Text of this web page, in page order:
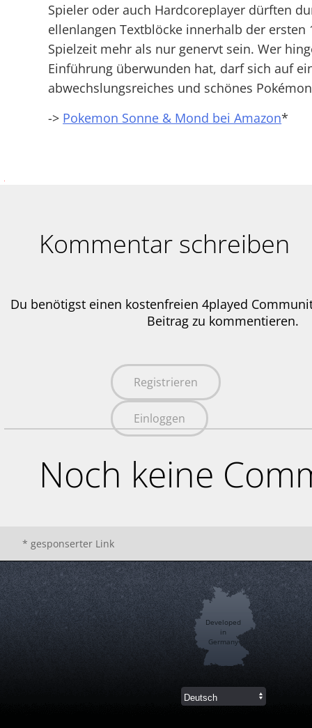
Spieler oder auch Hardcoreplayer dürften
ellenlangen Textblöcke innerhalb der ersten
Spielzeit mehr als nur genervt sein. Wer
Einführung überwunden hat, darf sich auf
abwechslungsreiches und schönes
-> Pokemon Sonne & Mond bei Amazon*
Kommentar schreiben
Du benötigst einen kostenfreien 4played
Beitrag zu kommentieren.
Registrieren
Einloggen
Noch keine
* gesponserter Link
Developed
in
Germany